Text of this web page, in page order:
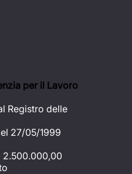
per il Lavoro
Registro delle
27/05/1999
2.500.000,00